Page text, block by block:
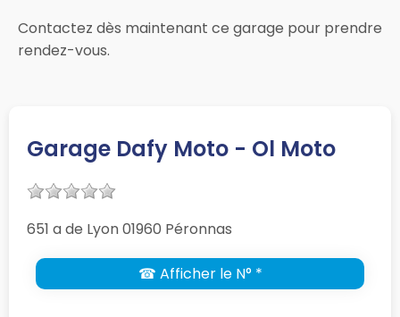
Contactez dès maintenant ce garage pour prendre
rendez-vous.
Garage Dafy Moto - Ol Moto
651 a de Lyon 01960 Péronnas
☎ Afficher le N° *